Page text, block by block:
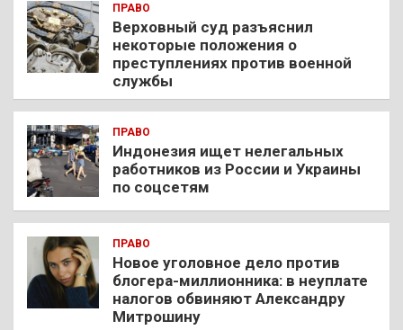
ПРАВО
Верховный суд разъяснил
некоторые положения о
преступлениях против военной
службы
ПРАВО
Индонезия ищет нелегальных
работников из России и Украины
по соцсетям
ПРАВО
Новое уголовное дело против
блогера-миллионника: в неуплате
налогов обвиняют Александру
Митрошину